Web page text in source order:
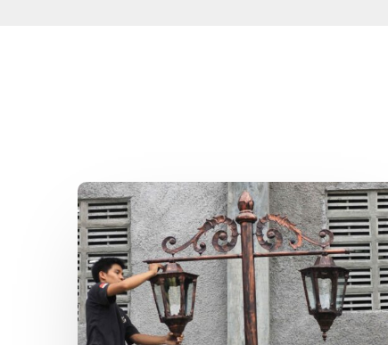
Lampu
Taman
Antik
Kota
Palembang
–